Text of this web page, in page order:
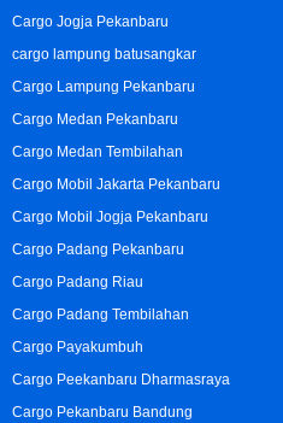
Cargo Jogja Pekanbaru
cargo lampung batusangkar
Cargo Lampung Pekanbaru
Cargo Medan Pekanbaru
Cargo Medan Tembilahan
Cargo Mobil Jakarta Pekanbaru
Cargo Mobil Jogja Pekanbaru
Cargo Padang Pekanbaru
Cargo Padang Riau
Cargo Padang Tembilahan
Cargo Payakumbuh
Cargo Peekanbaru Dharmasraya
Cargo Pekanbaru Bandung